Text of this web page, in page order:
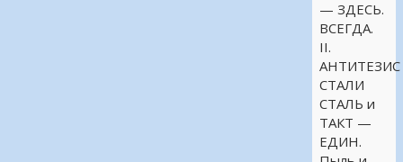
— ЗДЕСЬ.
ВСЕГДА.
II.
АНТИТЕЗИС
СТАЛИ
СТАЛЬ и
ТАКТ —
ЕДИН.